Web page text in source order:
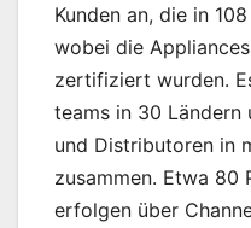
Kunden an, die in
wobei die
zertifiziert wurden.
teams in 30 Ländern
und Distributoren in
zusammen. Etwa 80
erfolgen über